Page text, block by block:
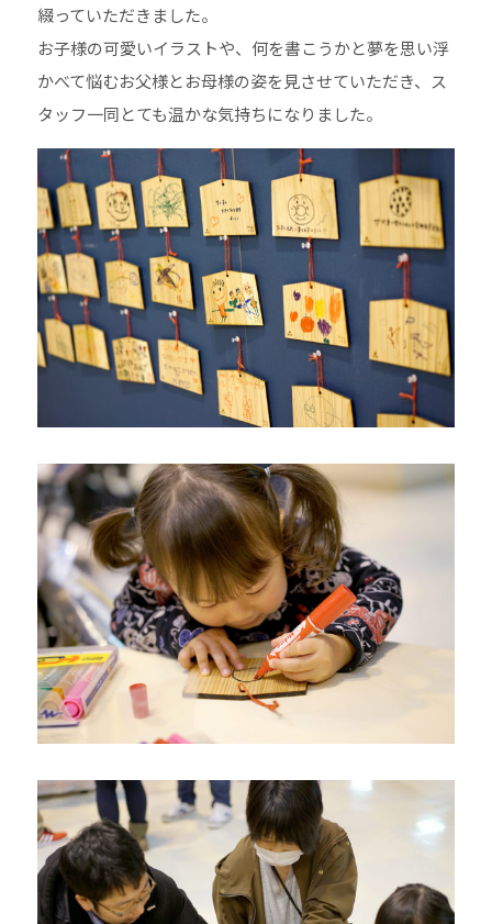
綴っていただきました。
お子様の可愛いイラストや、何を書こうかと夢を思い浮
かべて悩むお父様とお母様の姿を見させていただき、ス
タッフ一同とても温かな気持ちになりました。